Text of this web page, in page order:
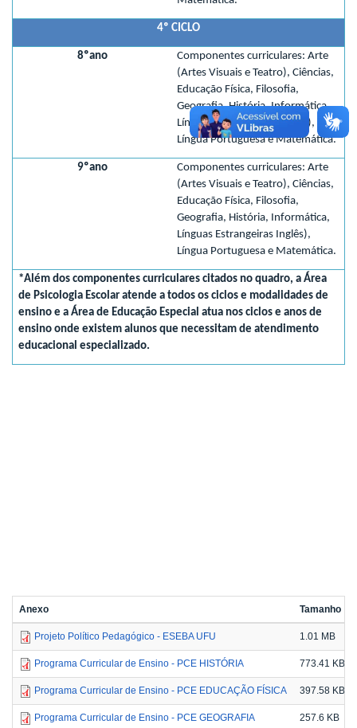
4º CICLO
8ºano
Componentes curriculares: Arte
(Artes Visuais e Teatro), Ciências,
Educação Física, Filosofia,
Geografia, História, Informática,
Línguas Estrangeiras (Inglês),
Língua Portuguesa e Matemática.
9ºano
Componentes curriculares: Arte
(Artes Visuais e Teatro), Ciências,
Educação Física, Filosofia,
Geografia, História, Informática,
Línguas Estrangeiras Inglês),
Língua Portuguesa e Matemática.
*Além dos componentes curriculares citados no quadro, a Área
de Psicologia Escolar atende a todos os ciclos e modalidades de
ensino e a Área de Educação Especial atua nos ciclos e anos de
ensino onde existem alunos que necessitam de atendimento
educacional especializado.
Anexo Tamanho
Projeto Político Pedagógico - ESEBA UFU 1.01 MB
Programa Curricular de Ensino - PCE HISTÓRIA 773.41 KB
Programa Curricular de Ensino - PCE EDUCAÇÃO FÍSICA 397.58 KB
Programa Curricular de Ensino - PCE GEOGRAFIA 257.6 KB